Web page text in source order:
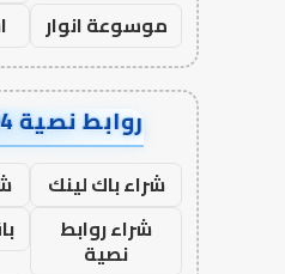
موسوعة انوار
روابط نصية AA14704
شراء باك لينك
شراء روابط
نصية